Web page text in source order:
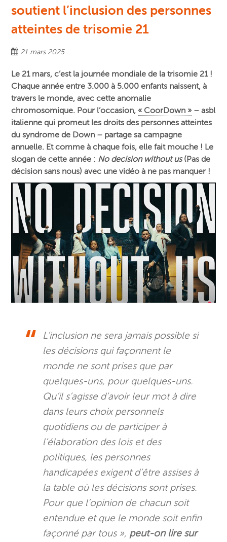
soutient l’inclusion des personnes
atteintes de trisomie 21
21 mars 2025
Le 21 mars, c’est la journée mondiale de la trisomie 21 !
Chaque année entre 3.000 à 5.000 enfants naissent, à
travers le monde, avec cette anomalie
chromosomique. Pour l’occasion, « CoorDown »– asbl
italienne qui promeut les droits des personnes atteintes
du syndrome de Down – partage sa campagne
annuelle. Et comme à chaque fois, elle fait mouche ! Le
slogan de cette année : No decision without us(Pas de
décision sans nous) avec une vidéo à ne pas manquer !
L’inclusion ne sera jamais possible si
les décisions qui façonnent le
monde ne sont prises que par
quelques-uns, pour quelques-uns.
Qu’il s’agisse d’avoir leur mot à dire
dans leurs choix personnels
quotidiens ou de participer à
l’élaboration des lois et des
politiques, les personnes
handicapées exigent d’être assises à
la table où les décisions sont prises.
Pour que l’opinion de chacun soit
entendue et que le monde soit enfin
façonné par tous », peut-on lire sur